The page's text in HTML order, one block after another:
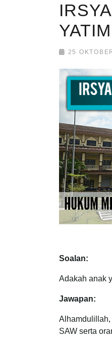
YATIM
25
Soalan:
Adakah anak
Jawapan:
Alhamdulillah,
SAW serta